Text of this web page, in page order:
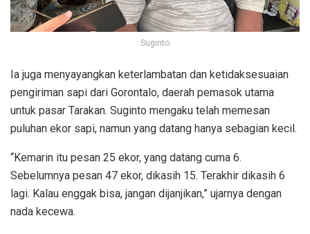
Suginto
Ia juga menyayangkan keterlambatan dan ketidaksesuaian
pengiriman sapi dari Gorontalo, daerah pemasok utama
untuk pasar Tarakan. Suginto mengaku telah memesan
puluhan ekor sapi, namun yang datang hanya sebagian kecil.
“Kemarin itu pesan 25 ekor, yang datang cuma 6.
Sebelumnya pesan 47 ekor, dikasih 15. Terakhir dikasih 6
lagi. Kalau enggak bisa, jangan dijanjikan,” ujarnya dengan
nada kecewa.